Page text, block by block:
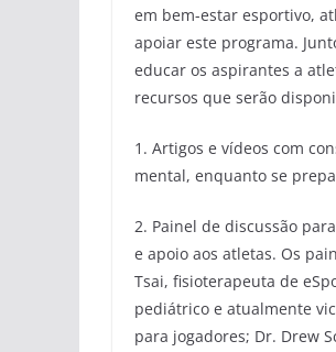
em bem-estar esportivo,
apoiar este programa.
educar os aspirantes a
recursos que serão
1. Artigos e vídeos com
mental, enquanto se
2. Painel de discussão
e apoio aos atletas. Os
Tsai, fisioterapeuta de
pediátrico e atualmente
para jogadores; Dr. Drew